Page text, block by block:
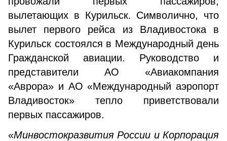
вылетающих в Курильск. Символично, что
вылет первого рейса из Владивостока в
Курильск состоялся в Международный день
Гражданской авиации. Руководство и
представители АО «Авиакомпания
«Аврора» и АО «Международный аэропорт
Владивосток» тепло приветствовали
первых пассажиров.
«Минвостокразвития России и Корпорация